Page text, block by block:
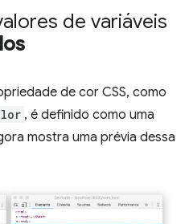
de variáveis
de cor CSS, como
, é definido como uma
mostra uma prévia dessa